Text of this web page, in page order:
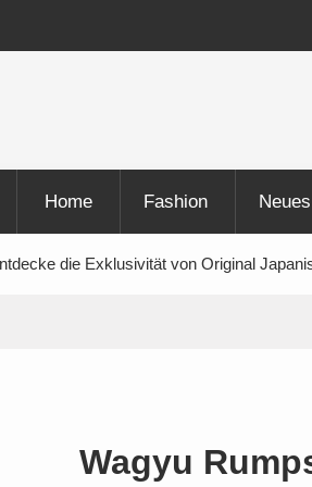
Und Bilder
Home Fashion Neues
die Exklusivität von Original
Wagyu